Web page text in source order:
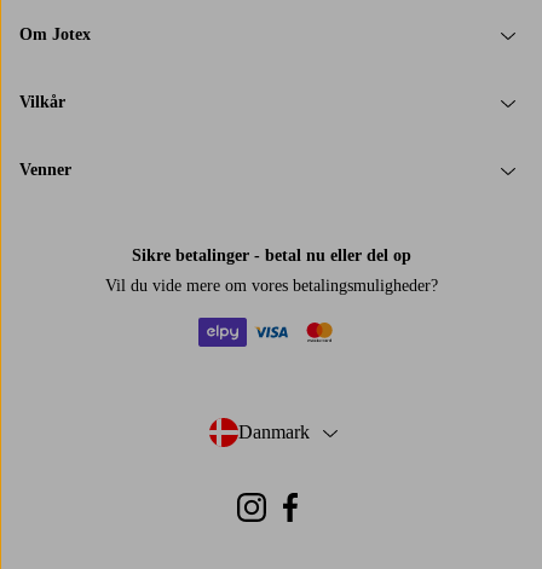
Om Jotex
Vilkår
Venner
Sikre betalinger - betal nu eller del op
Vil du vide mere om vores betalingsmuligheder?
Danmark
- Vælg land